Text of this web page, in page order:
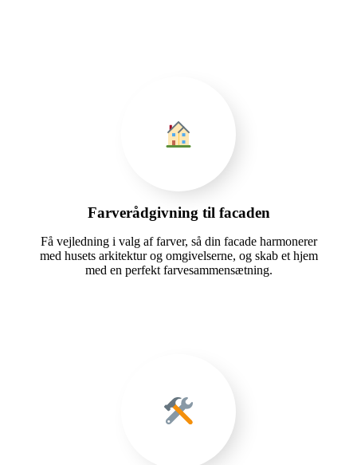
Farverådgivning til facaden
Få vejledning i valg af farver, så din facade harmonerer
med husets arkitektur og omgivelserne, og skab et hjem
med en perfekt farvesammensætning.